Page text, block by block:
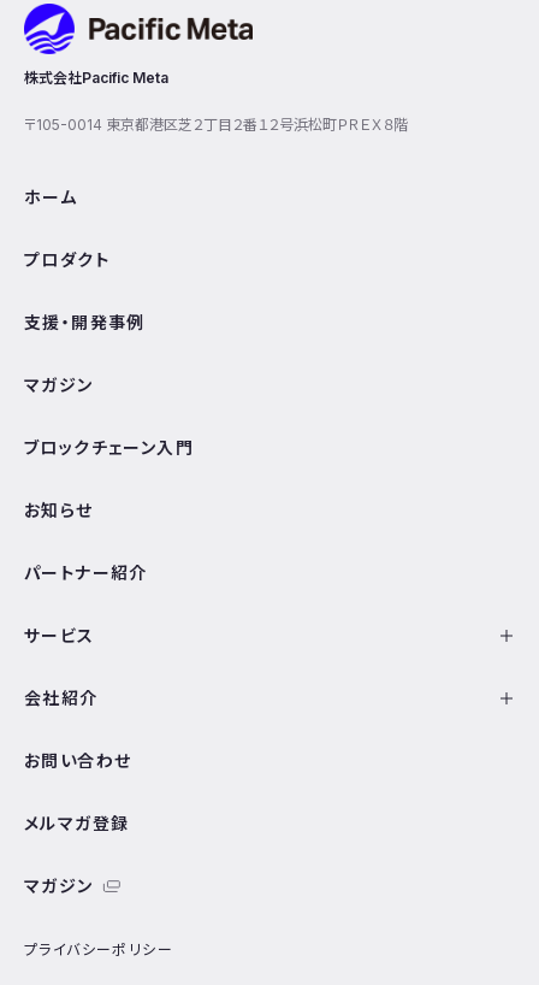
株式会社Pacific Meta
〒105-0014 東京都港区芝２丁目２番１２号浜松町ＰＲＥＸ８階
ホーム
プロダクト
支援・開発事例
マガジン
ブロックチェーン入門
お知らせ
パートナー紹介
サービス
会社紹介
お問い合わせ
メルマガ登録
マガジン
プライバシーポリシー